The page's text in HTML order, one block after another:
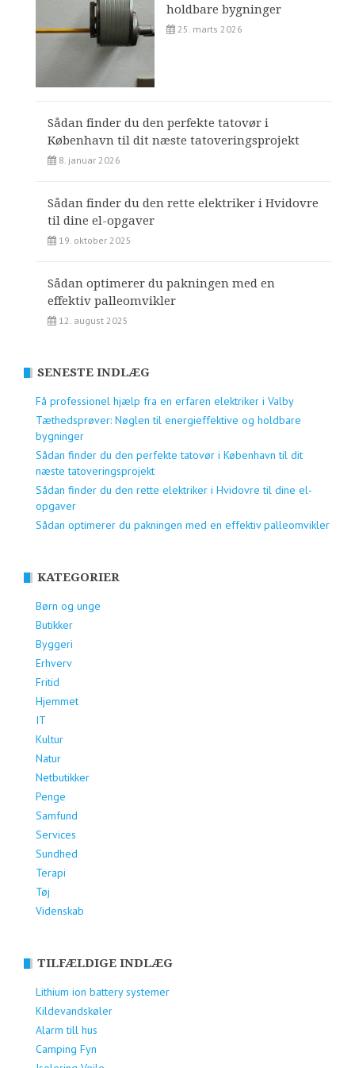
holdbare bygninger
25. marts 2026
Sådan finder du den perfekte tatovør i
København til dit næste tatoveringsprojekt
8. januar 2026
Sådan finder du den rette elektriker i Hvidovre
til dine el-opgaver
19. oktober 2025
Sådan optimerer du pakningen med en
effektiv palleomvikler
12. august 2025
SENESTE INDLÆG
Få professionel hjælp fra en erfaren elektriker i Valby
Tæthedsprøver: Nøglen til energieffektive og holdbare
bygninger
Sådan finder du den perfekte tatovør i København til dit
næste tatoveringsprojekt
Sådan finder du den rette elektriker i Hvidovre til dine el-
opgaver
Sådan optimerer du pakningen med en effektiv palleomvikler
KATEGORIER
Børn og unge
Butikker
Byggeri
Erhverv
Fritid
Hjemmet
IT
Kultur
Natur
Netbutikker
Penge
Samfund
Services
Sundhed
Terapi
Tøj
Videnskab
TILFÆLDIGE INDLÆG
Lithium ion battery systemer
Kildevandskøler
Alarm till hus
Camping Fyn